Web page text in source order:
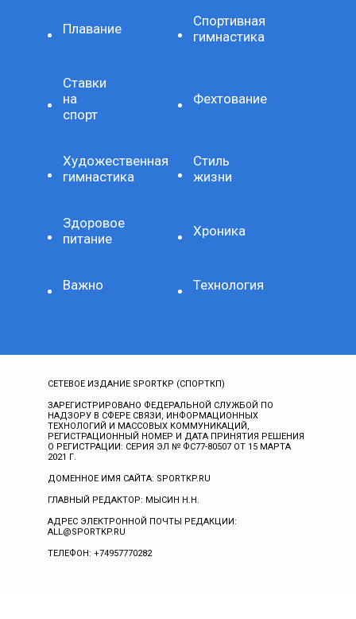
Плавание
Спортивная
гимнастика
Ставки
на
спорт
Фехтование
Художественная
гимнастика
Стиль
жизни
Здоровое
питание
Хроника
Важно Технология
СЕТЕВОЕ ИЗДАНИЕ SPORTKP (СПОРТКП)
ЗАРЕГИСТРИРОВАНО ФЕДЕРАЛЬНОЙ СЛУЖБОЙ ПО
НАДЗОРУ В СФЕРЕ СВЯЗИ, ИНФОРМАЦИОННЫХ
ТЕХНОЛОГИЙ И МАССОВЫХ КОММУНИКАЦИЙ,
РЕГИСТРАЦИОННЫЙ НОМЕР И ДАТА ПРИНЯТИЯ РЕШЕНИЯ
О РЕГИСТРАЦИИ: СЕРИЯ ЭЛ № ФС77-80507 ОТ 15 МАРТА
2021 Г.
ДОМЕННОЕ ИМЯ САЙТА: SPORTKP.RU
ГЛАВНЫЙ РЕДАКТОР: МЫСИН Н.Н.
АДРЕС ЭЛЕКТРОННОЙ ПОЧТЫ РЕДАКЦИИ:
ALL@SPORTKP.RU
ТЕЛЕФОН: +74957770282